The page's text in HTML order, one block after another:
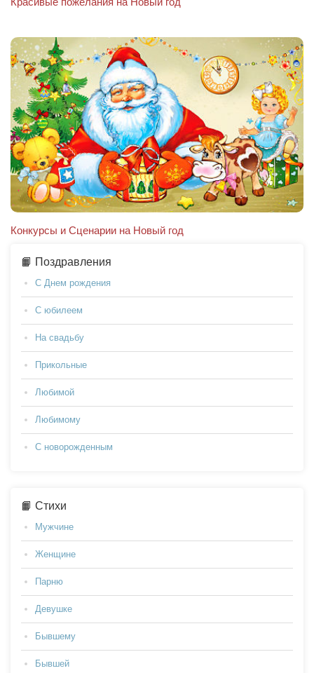
Конкурсы и Сценарии на Новый год
📙 Поздравления
С Днем рождения
С юбилеем
На свадьбу
Прикольные
Любимой
Любимому
С новорожденным
📙 Стихи
Мужчине
Женщине
Парню
Девушке
Бывшему
Бывшей